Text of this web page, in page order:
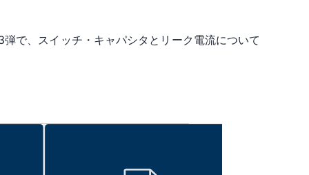
で、スイッチ・キャパシタとリーク電流について